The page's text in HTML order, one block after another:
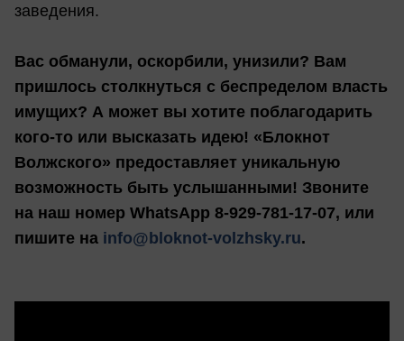
заведения.
Вас обманули, оскорбили, унизили? Вам
пришлось столкнуться с беспределом власть
имущих? А может вы хотите поблагодарить
кого-то или высказать идею! «Блокнот
Волжского» предоставляет уникальную
возможность быть услышанными! Звоните
на наш номер WhatsApp 8-929-781-17-07, или
пишите на info@bloknot-volzhsky.ru.